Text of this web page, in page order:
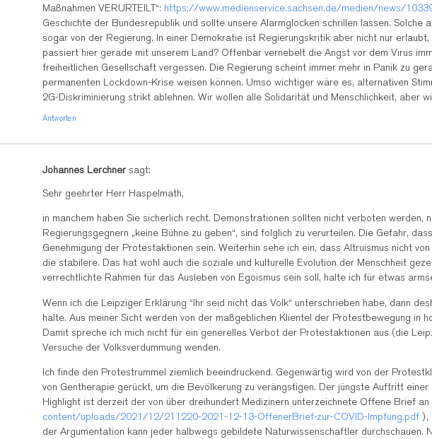
Maßnahmen VERURTEILT“: https://www.medienservice.sachsen.de/medien/news/
Geschichte der Bundesrepublik und sollte unsere Alarmglocken schrillen lassen.
sogar von der Regierung. In einer Demokratie ist Regierungskritik aber nicht nur
passiert hier gerade mit unserem Land? Offenbar vernebelt die Angst vor dem Virus
freiheitlichen Gesellschaft vergessen. Die Regierung scheint immer mehr in Panik zu
permanenten Lockdown-Krise weisen können. Umso wichtiger wäre es, alternativen
2G-Diskriminierung strikt ablehnen. Wir wollen alle Solidarität und Menschlichkeit, aber
Antworten
Johannes Lerchner sagt:
Sehr geehrter Herr Haspelmath,
in manchem haben Sie sicherlich recht. Demonstrationen sollten nicht verboten
Regierungsgegnern „keine Bühne zu geben“, sind folglich zu verurteilen. Die Gefahr,
Genehmigung der Protestaktionen sein. Weiterhin sehe ich ein, dass Altruismus nicht
die stabilere. Das hat wohl auch die soziale und kulturelle Evolution der Menschheit
verrechtlichte Rahmen für das Ausleben von Egoismus sein soll, halte ich für etwas
Wenn ich die Leipziger Erklärung “Ihr seid nicht das Volk“ unterschrieben habe, dann
halte. Aus meiner Sicht werden von der maßgeblichen Klientel der Protestbewegung
Damit spreche ich mich nicht für ein generelles Verbot der Protestaktionen aus (die
Versuche der Volksverdummung wenden.
Ich finde den Protestrummel ziemlich beeindruckend. Gegenwärtig wird von der
von Gentherapie gerückt, um die Bevölkerung zu verängstigen. Der jüngste Auftritt
Highlight ist derzeit der von über dreihundert Medizinern unterzeichnete Offene Brief
content/uploads/2021/12/211220-2021-12-13-OffenerBrief-zur-COVID-Impfung.pdf ),
der Argumentation kann jeder halbwegs gebildete Naturwissenschaftler